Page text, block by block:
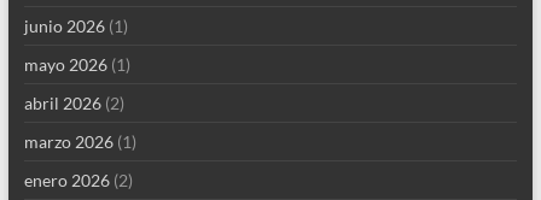
junio 2026(1)
mayo 2026(1)
abril 2026(2)
marzo 2026(1)
enero 2026(2)